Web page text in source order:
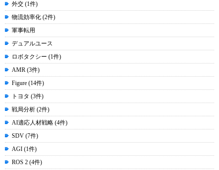
外交 (1件)
物流効率化 (2件)
軍事転用
デュアルユース
ロボタクシー (1件)
AMR (3件)
Figure (14件)
トヨタ (3件)
戦局分析 (2件)
AI適応人材戦略 (4件)
SDV (7件)
AGI (1件)
ROS 2 (4件)